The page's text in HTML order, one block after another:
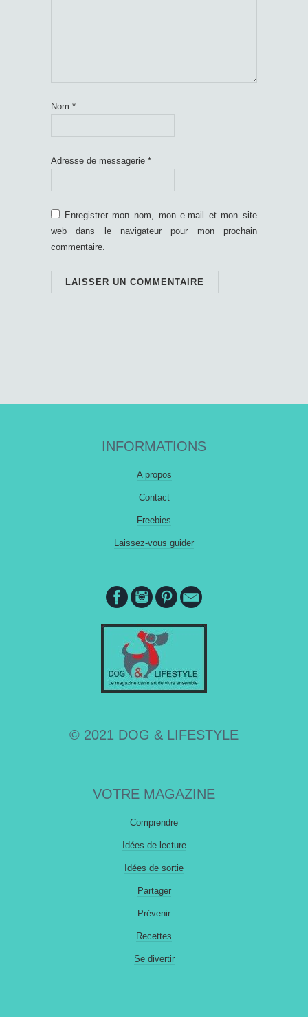
Nom *
Adresse de messagerie *
Enregistrer mon nom, mon e-mail et mon site
web dans le navigateur pour mon prochain
commentaire.
INFORMATIONS
A propos
Contact
Freebies
Laissez-vous guider
© 2021 DOG & LIFESTYLE
VOTRE MAGAZINE
Comprendre
Idées de lecture
Idées de sortie
Partager
Prévenir
Recettes
Se divertir